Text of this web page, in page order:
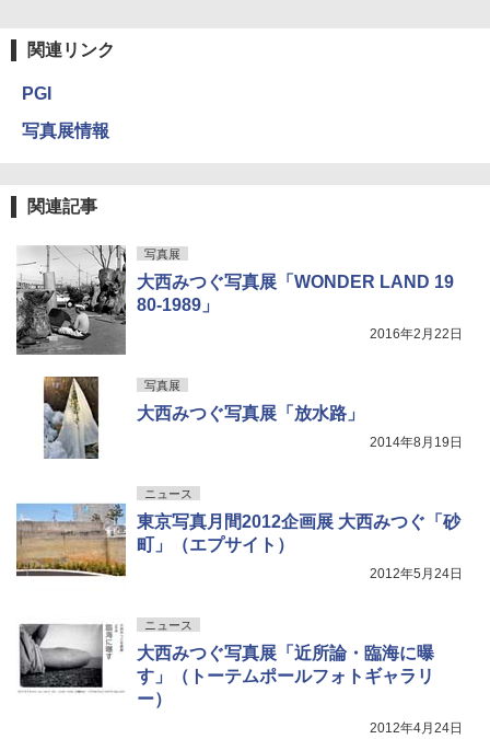
関連リンク
PGI
写真展情報
関連記事
写真展
大西みつぐ写真展「WONDER LAND 19
80-1989」
2016年2月22日
写真展
大西みつぐ写真展「放水路」
2014年8月19日
ニュース
東京写真月間2012企画展 大西みつぐ「砂
町」（エプサイト）
2012年5月24日
ニュース
大西みつぐ写真展「近所論・臨海に曝
す」（トーテムポールフォトギャラリ
ー）
2012年4月24日